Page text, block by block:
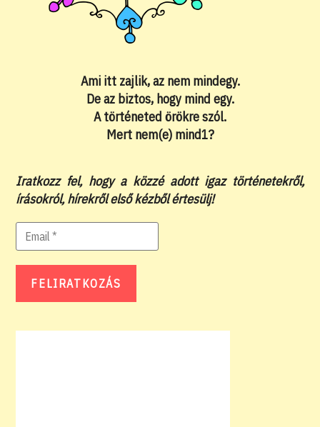
Ami itt zajlik, az nem mindegy.
De az biztos, hogy mind egy.
A történeted örökre szól.
Mert nem(e) mind1?
Iratkozz fel, hogy a közzé adott igaz történetekről,
írásokról, hírekről első kézből értesülj!